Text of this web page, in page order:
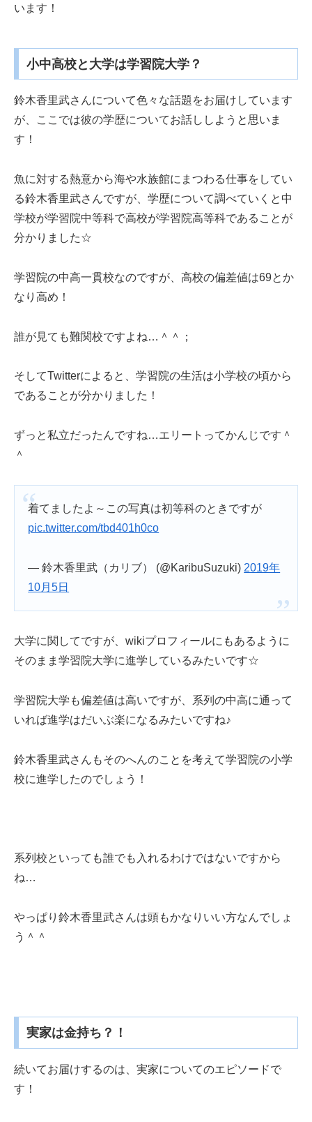
います！
小中高校と大学は学習院大学？
鈴木香里武さんについて色々な話題をお届けしています
が、ここでは彼の学歴についてお話ししようと思いま
す！
魚に対する熱意から海や水族館にまつわる仕事をしてい
る鈴木香里武さんですが、学歴について調べていくと中
学校が学習院中等科で高校が学習院高等科であることが
分かりました☆
学習院の中高一貫校なのですが、高校の偏差値は69とか
なり高め！
誰が見ても難関校ですよね…＾＾；
そしてTwitterによると、学習院の生活は小学校の頃から
であることが分かりました！
ずっと私立だったんですね…エリートってかんじです＾
＾
着てましたよ～この写真は初等科のときですが
pic.twitter.com/tbd401h0co
— 鈴木香里武（カリブ） (@KaribuSuzuki) 2019年
10月5日
大学に関してですが、wikiプロフィールにもあるように
そのまま学習院大学に進学しているみたいです☆
学習院大学も偏差値は高いですが、系列の中高に通って
いれば進学はだいぶ楽になるみたいですね♪
鈴木香里武さんもそのへんのことを考えて学習院の小学
校に進学したのでしょう！
系列校といっても誰でも入れるわけではないですから
ね…
やっぱり鈴木香里武さんは頭もかなりいい方なんでしょ
う＾＾
実家は金持ち？！
続いてお届けするのは、実家についてのエピソードで
す！